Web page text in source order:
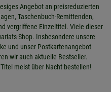
Angebot an preisreduzierten
Taschenbuch-Remittenden,
vergriffene Einzeltitel. Viele dieser
Shop. Insbesondere unsere
und unser Postkartenangebot
wir auch aktuelle Bestseller.
meist über Nacht bestellen!